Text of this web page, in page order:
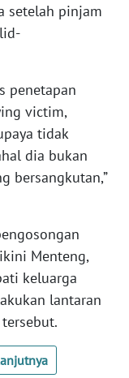
setelah pinjam
penetapan
victim,
tidak
dia bukan
bersangkutan,”
Menteng,
keluarga
lantaran